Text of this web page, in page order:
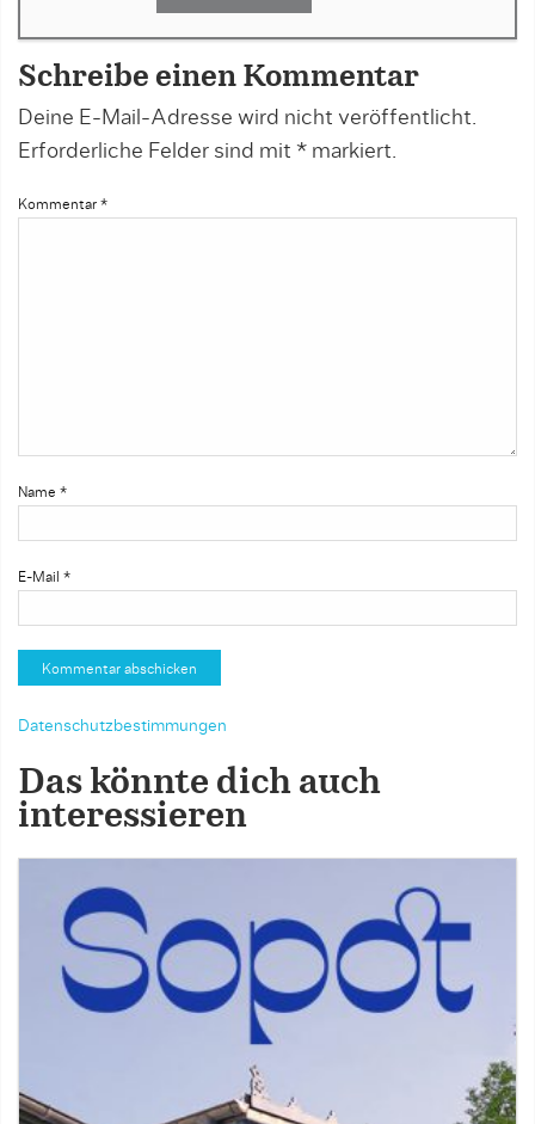
Schreibe einen Kommentar
Deine E-Mail-Adresse wird nicht veröffentlicht.
Erforderliche Felder sind mit * markiert.
Kommentar *
Name *
E-Mail *
Datenschutzbestimmungen
Das könnte dich auch
interessieren